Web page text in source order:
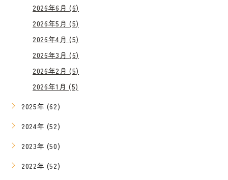
2026年6月 (6)
2026年5月 (5)
2026年4月 (5)
2026年3月 (6)
2026年2月 (5)
2026年1月 (5)
2025年 (62)
2024年 (52)
2023年 (50)
2022年 (52)